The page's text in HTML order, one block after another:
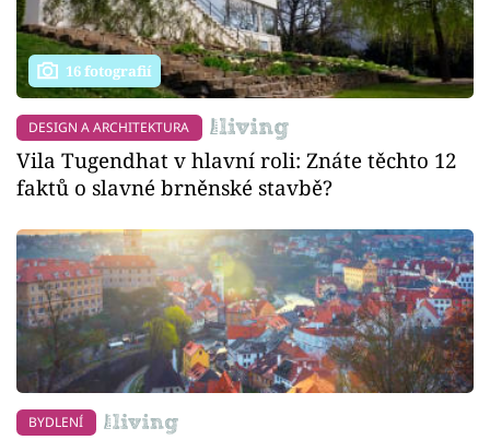
16 fotografií
DESIGN A ARCHITEKTURA
Vila Tugendhat v hlavní roli: Znáte těchto 12
faktů o slavné brněnské stavbě?
BYDLENÍ